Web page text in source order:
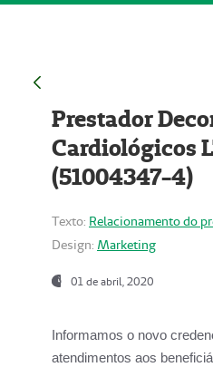
Prestador
Cardiológicos
(51004347-4)
Texto: Relacionamento do
Design: Marketing
01 de abril, 2020
Informamos o novo
atendimentos aos